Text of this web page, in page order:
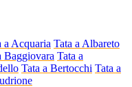
a Acquaria Tata a Albareto
Baggiovara Tata a
Tata a Bertocchi Tata a